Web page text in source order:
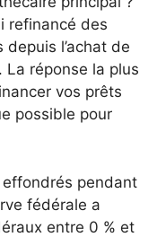
refinancé des
l’achat de
réponse la plus
vos prêts
possible pour
pendant
fédérale a
entre 0 % et